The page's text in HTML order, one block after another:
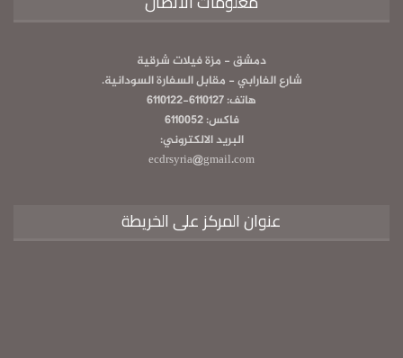
دمشق - مزة فيلات شرقية
شارع الفارابي - مقابل السفارة السودانية.
هاتف: 6110127-6110122
فاكس: 6110052
البريد الالكتروني:
ecdrsyria@gmail.com
عنوان المركز على الخريطة